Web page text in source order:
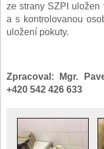
ze strany SZPI
a s kontrolovanou
uložení pokuty.
Zpracoval:
Mgr.
+420 542 426 633